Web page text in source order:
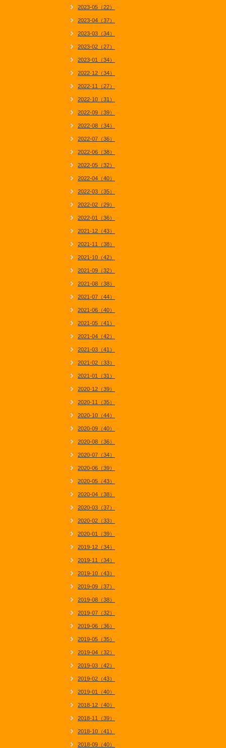
2023-05（22）
2023-04（37）
2023-03（34）
2023-02（27）
2023-01（34）
2022-12（34）
2022-11（27）
2022-10（31）
2022-09（39）
2022-08（34）
2022-07（36）
2022-06（38）
2022-05（32）
2022-04（40）
2022-03（35）
2022-02（29）
2022-01（36）
2021-12（43）
2021-11（38）
2021-10（42）
2021-09（32）
2021-08（38）
2021-07（44）
2021-06（40）
2021-05（41）
2021-04（42）
2021-03（41）
2021-02（33）
2021-01（31）
2020-12（39）
2020-11（35）
2020-10（44）
2020-09（40）
2020-08（36）
2020-07（34）
2020-06（39）
2020-05（43）
2020-04（38）
2020-03（37）
2020-02（33）
2020-01（39）
2019-12（34）
2019-11（34）
2019-10（43）
2019-09（37）
2019-08（38）
2019-07（32）
2019-06（36）
2019-05（35）
2019-04（32）
2019-03（42）
2019-02（43）
2019-01（40）
2018-12（40）
2018-11（39）
2018-10（41）
2018-09（40）